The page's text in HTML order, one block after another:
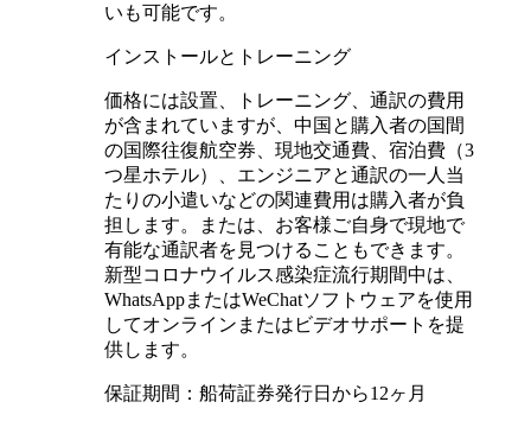
いも可能です。
インストールとトレーニング
価格には設置、トレーニング、通訳の費用
が含まれていますが、中国と購入者の国間
の国際往復航空券、現地交通費、宿泊費（3
つ星ホテル）、エンジニアと通訳の一人当
たりの小遣いなどの関連費用は購入者が負
担します。または、お客様ご自身で現地で
有能な通訳者を見つけることもできます。
新型コロナウイルス感染症流行期間中は、
WhatsAppまたはWeChatソフトウェアを使用
してオンラインまたはビデオサポートを提
供します。
保証期間：船荷証券発行日から12ヶ月